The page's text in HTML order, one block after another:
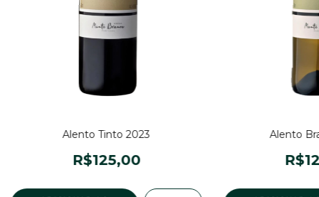
Alento Tinto 2023
R$125,00
Alento